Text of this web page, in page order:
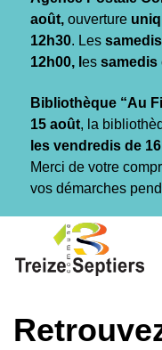
août, ouverture
12h30. Les
12h00, l es samedis
Bibliothèque “Au
15 août, la
les vendredis de
Merci de votre
vos démarches
contenu
pied